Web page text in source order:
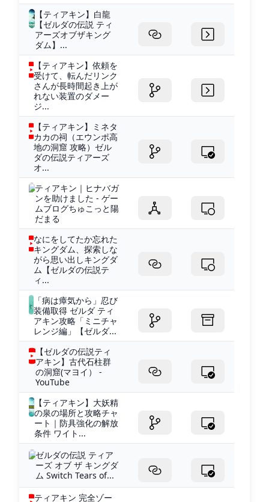
【ティアキン】白龍
【ゼルダの伝説 ティ
アーズオブザキング
ダム】...
【ティアキン】依頼を
受けて、転んだリンク
さんが長時間起き上が
れない装置のダメー
ジ...
【ティアキン】ミネタ
カカの祠（エウンポ高
地の洞窟 攻略）ゼル
ダの伝説ティアーズ
オ...
ティアキン｜ヒナバガ
ンを助けました - ゲー
ムブログちゅこっと陽
だまる
なにをしてたか忘れた
キングダム、探索しな
がら思い出しキングダ
ム【ゼルダの伝説テ
ィ...
「病は瘴気から」忍び
装備取得 ゼルダ ティ
アキン攻略「ミニチャ
レンジ編」【ゼルダ...
【ゼルダの伝説ティ
アキン】古代石柱群
の洞窟(マヨイ） -
YouTube
【ティアキン】大妖精
の泉の場所と攻略チャ
ート｜防具強化の解放
条件 ワイト...
ゼルダの伝説 ティア
ーズ オブ ザ キングダ
ム Switch Tears of...
ティアキン 完全ゾー